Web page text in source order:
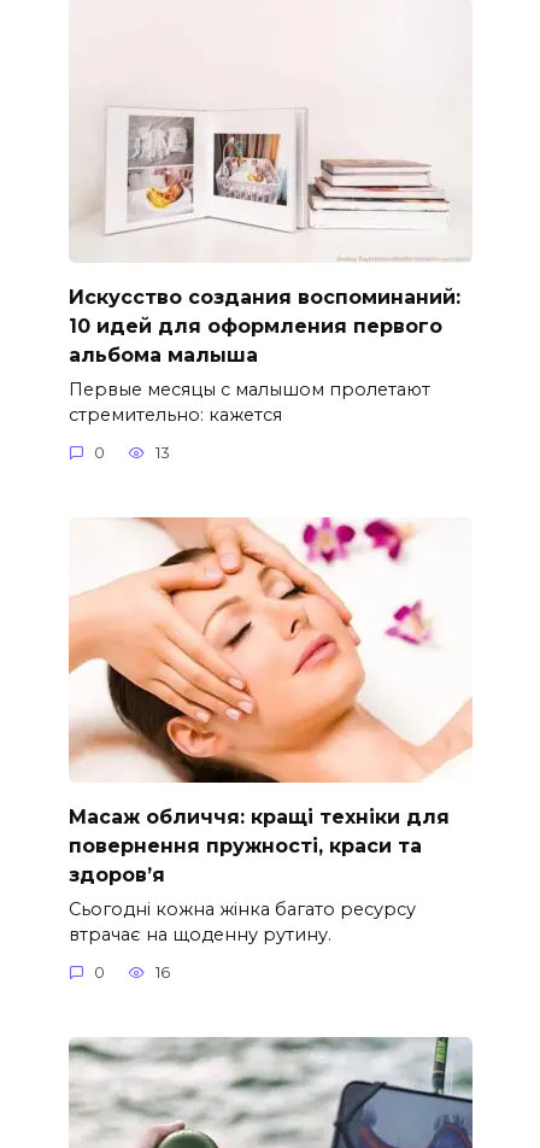
Искусство создания воспоминаний:
10 идей для оформления первого
альбома малыша
Первые месяцы с малышом пролетают
стремительно: кажется
0 13
Масаж обличчя: кращі техніки для
повернення пружності, краси та
здоров’я
Сьогодні кожна жінка багато ресурсу
втрачає на щоденну рутину.
0 16